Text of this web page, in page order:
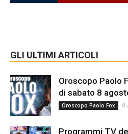
GLI ULTIMI ARTICOLI
Oroscopo Paolo
di sabato 8
Oroscopo Paolo Fox 8
Programmi TV